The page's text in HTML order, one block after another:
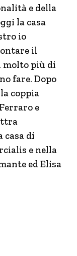
e della
la casa
io
il
molto più di
fare. Dopo
coppia
e
casa di
e nella
ed Elisa